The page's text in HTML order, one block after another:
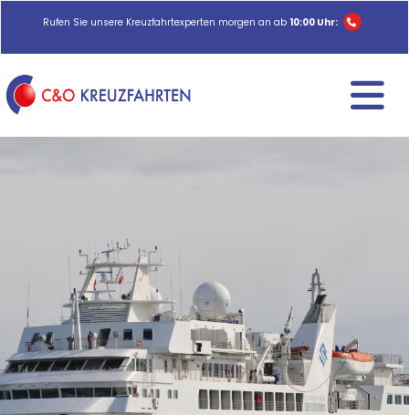
Rufen Sie unsere Kreuzfahrtexperten morgen an ab 10:00 Uhr: